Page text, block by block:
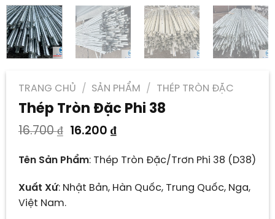
TRANG CHỦ / SẢN PHẨM / THÉP TRÒN ĐẶC
Thép Tròn Đặc Phi 38
16.700₫
Giá
là:
16.700 ₫.
16.200 ₫Giá
tại
là:
Tên Sản Phẩm: Thép Tròn Đặc/Trơn Phi 38 (D38)
Xuất Xứ: Nhật Bản, Hàn Quốc, Trung Quốc, Nga,
Việt Nam.